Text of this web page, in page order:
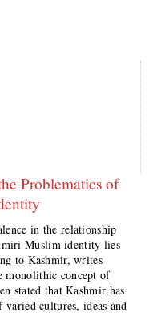
Problematics of
in the relationship
Muslim identity lies
to Kashmir, writes
monolithic concept of
stated that Kashmir has
cultures, ideas and